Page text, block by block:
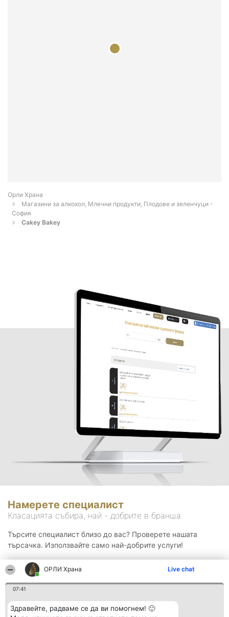
ОРЛИ Храна Live chat
07:41
Здравейте, радваме се да ви помогнем! 🙂
Орли Храна
Магазини за алкохол, Млечни продукти, Плодове и зеленчуци -
София
Cakey Bakey
Намерете специалист
Класацията събира, най - добрите в бранша.
Търсите специалист близо до вас? Проверете нашата
търсачка. Използвайте само най-добрите услуги!